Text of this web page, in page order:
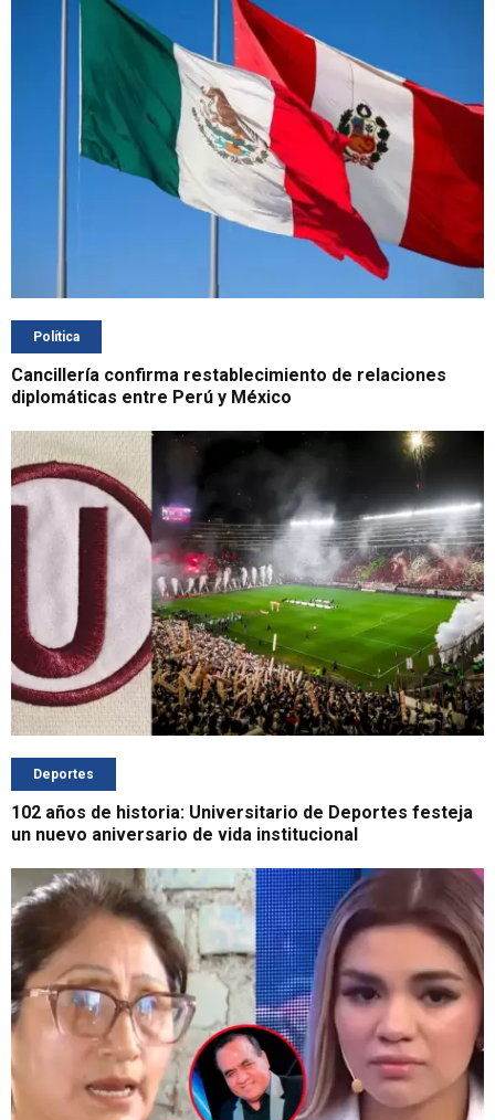
Política
Cancillería confirma restablecimiento de relaciones
diplomáticas entre Perú y México
Deportes
102 años de historia: Universitario de Deportes festeja
un nuevo aniversario de vida institucional